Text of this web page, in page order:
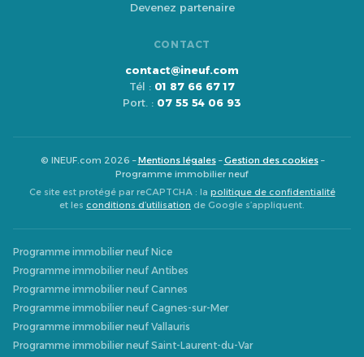
Devenez partenaire
CONTACT
contact@ineuf.com
Tél : 01 87 66 67 17
Port. : 07 55 54 06 93
© INEUF.com 2026 –Mentions légales–Gestion des cookies–
Programme immobilier neuf
Ce site est protégé par reCAPTCHA : la politique de confidentialité
et les conditions d’utilisation de Google s’appliquent.
Programme immobilier neuf Nice
Programme immobilier neuf Antibes
Programme immobilier neuf Cannes
Programme immobilier neuf Cagnes-sur-Mer
Programme immobilier neuf Vallauris
Programme immobilier neuf Saint-Laurent-du-Var